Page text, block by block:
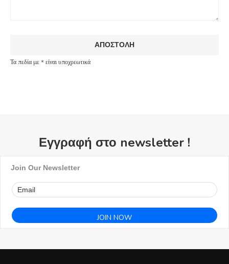
Τα πεδία με * είναι υποχρεωτικά
Εγγραφή στο newsletter !
Join Our Newsletter